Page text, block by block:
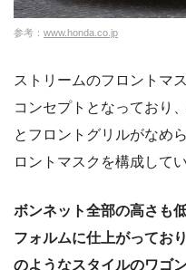
参考： www.honda.co.jp
ストリームのフロントマ
コンセプトとなっており
とフロントグリルがなめ
ロントマスクを構成してい
ボンネット全部の高さも
フォルムに仕上がってお
のようなスタイルのワゴン